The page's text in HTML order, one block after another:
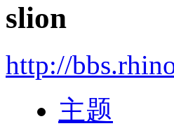
slion
http://
主题